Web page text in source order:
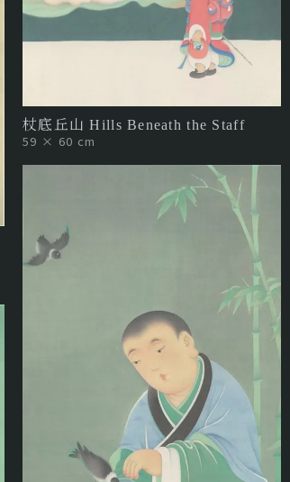
杖底丘山 Hills Beneath the Staff
59 × 60 cm